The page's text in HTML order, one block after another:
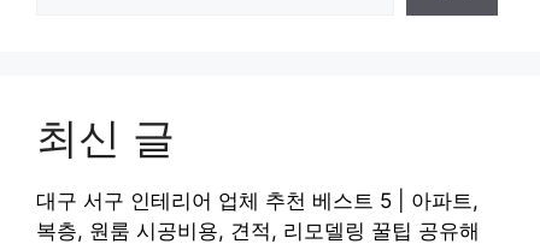
최신 글
대구 서구 인테리어 업체 추천 베스트 5 | 아파트,
복층, 원룸 시공비용, 견적, 리모델링 꿀팁 공유해